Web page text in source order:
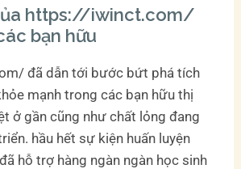
https://iwinct.com/
bạn hữu
đã dẫn tới bước bứt phá tích
mạnh trong các bạn hữu thị
ở gần cũng như chất lỏng đang
hầu hết sự kiện huấn luyện
hỗ trợ hàng ngàn ngàn học sinh